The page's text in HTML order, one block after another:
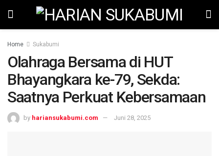
Home Sukabumi
Olahraga Bersama di HUT
Bhayangkara ke-79, Sekda:
Saatnya Perkuat Kebersamaan
by hariansukabumi.com Juni 28, 2025